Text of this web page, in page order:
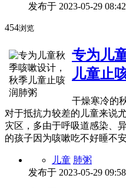
发布于 2023-05-29
454浏览
专为儿
儿童止
干燥寒冷的
对于抵抗力较差的儿童来说
灾区，多由于呼吸道感染、
的孩子因为咳嗽吃不好睡不
儿童 肺粥
发布于 2023-05-29